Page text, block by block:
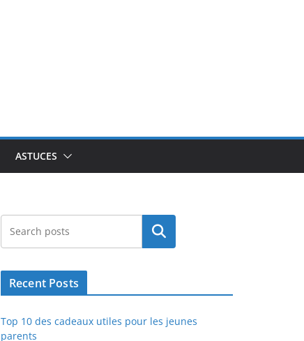
ASTUCES
Rechercher
Recent Posts
Top 10 des cadeaux utiles pour les jeunes
parents